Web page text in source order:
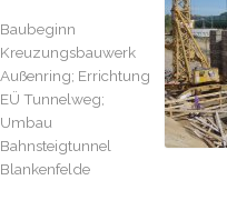
Baubeginn
Kreuzungsbauwerk
Außenring; Errichtung
EÜ Tunnelweg;
Umbau
Bahnsteigtunnel
Blankenfelde